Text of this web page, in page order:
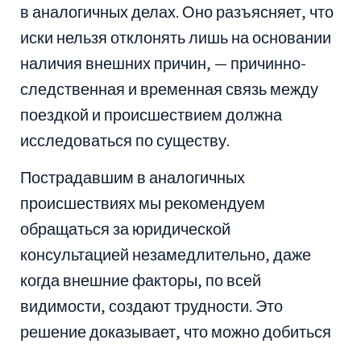
в аналогичных делах. Оно разъясняет, что
иски нельзя отклонять лишь на основании
наличия внешних причин, — причинно-
следственная и временная связь между
поездкой и происшествием должна
исследоваться по существу.
Пострадавшим в аналогичных
происшествиях мы рекомендуем
обращаться за юридической
консультацией незамедлительно, даже
когда внешние факторы, по всей
видимости, создают трудности. Это
решение доказывает, что можно добиться